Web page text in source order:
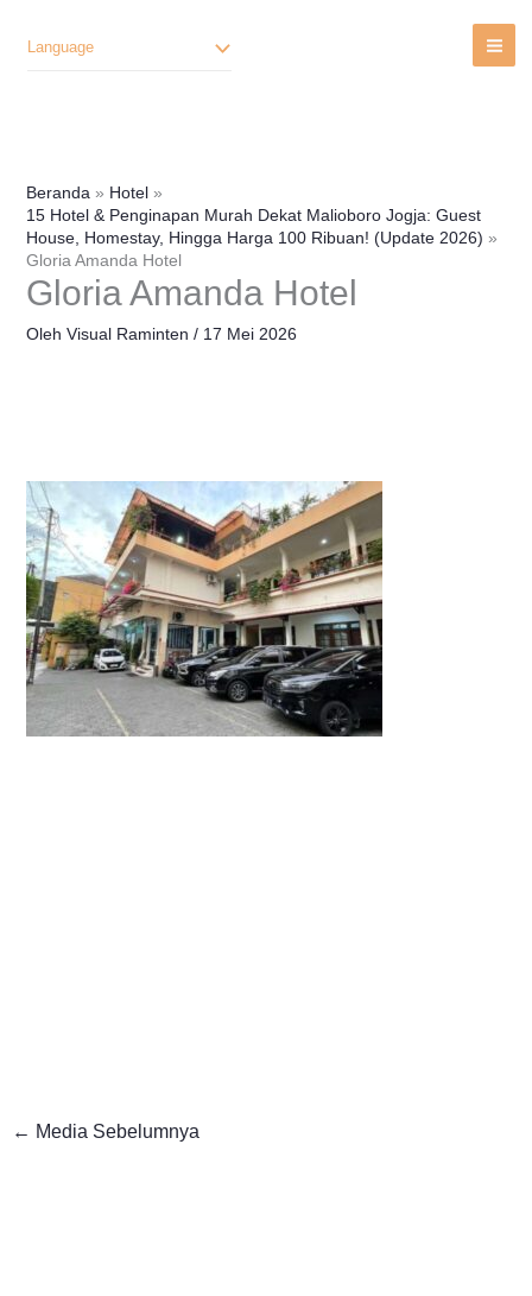
Language
Beranda
Hotel
15 Hotel & Penginapan Murah Dekat Malioboro Jogja: Guest
House, Homestay, Hingga Harga 100 Ribuan! (Update 2026)
Gloria Amanda Hotel
Gloria Amanda Hotel
Oleh Visual Raminten / 17 Mei 2026
← Media Sebelumnya